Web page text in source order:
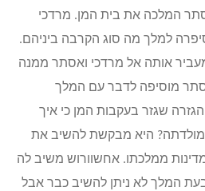
המלכה את בית המן. מרדכי
למלך מה סוג הקרבה ביניהם.
אותה אל מרדכי ואסתר ממנה
מוסיפה לדבר עם המלך
שגזר בעקבות המן כי איך
היא מבקשת להשיב את
ממלכתו. אחשוורוש משיב לה
המלך לא ניתן להשיב כבר אבל